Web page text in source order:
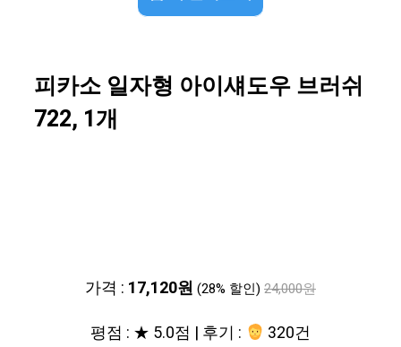
피카소 일자형 아이섀도우 브러쉬
722, 1개
가격 : 17,120원 (28% 할인) 24,000원
평점 : ★ 5.0점 | 후기 : 320건